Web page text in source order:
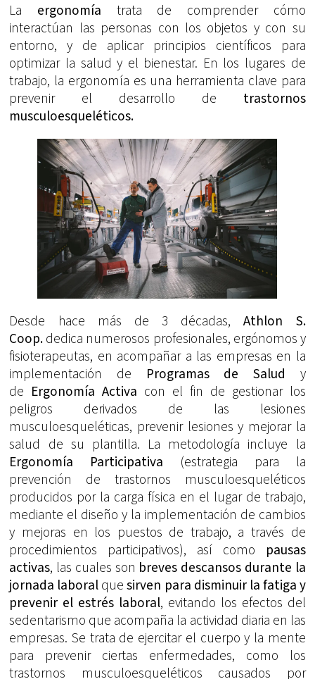
La ergonomía trata de comprender cómo
interactúan las personas con los objetos y con su
entorno, y de aplicar principios científicos para
optimizar la salud y el bienestar. En los lugares de
trabajo, la ergonomía es una herramienta clave para
prevenir el desarrollo de trastornos
musculoesqueléticos.
Desde hace más de 3 décadas,Athlon S.
Coop.dedica numerosos profesionales, ergónomos y
fisioterapeutas, en acompañar a las empresas en la
implementación de Programas de Salud y
de Ergonomía Activa con el fin de gestionar los
peligros derivados de las lesiones
musculoesqueléticas, prevenir lesiones y mejorar la
salud de su plantilla. La metodología incluye la
Ergonomía Participativa (estrategia para la
prevención de trastornos musculoesqueléticos
producidos por la carga física en el lugar de trabajo,
mediante el diseño y la implementación de cambios
y mejoras en los puestos de trabajo, a través de
procedimientos participativos), así como pausas
activas, las cuales son breves descansos durante la
jornada laboralquesirven para disminuir la fatiga y
prevenir el estrés laboral, evitando los efectos del
sedentarismo que acompaña la actividad diaria en las
empresas. Se trata de ejercitar el cuerpo y la mente
para prevenir ciertas enfermedades, como los
trastornos musculoesqueléticos causados por